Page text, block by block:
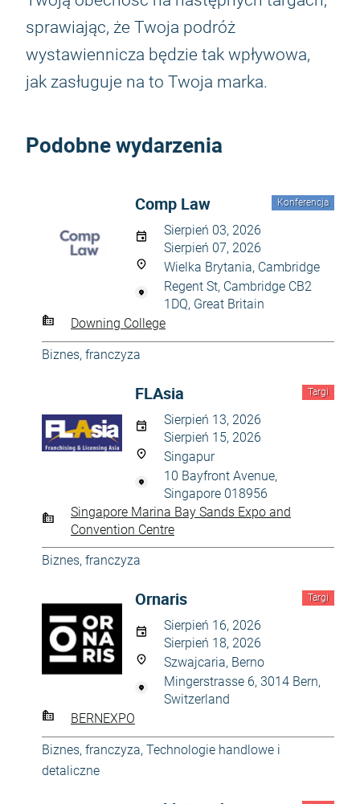
sprawiając, że Twoja podróż
wystawiennicza będzie tak wpływowa,
jak zasługuje na to Twoja marka.
Podobne wydarzenia
Konferencja
Comp Law
Sierpień 03, 2026
Sierpień 07, 2026
Wielka Brytania, Cambridge
Regent St, Cambridge CB2
1DQ, Great Britain
Downing College
Biznes, franczyza
Targi
FLAsia
Sierpień 13, 2026
Sierpień 15, 2026
Singapur
10 Bayfront Avenue,
Singapore 018956
Singapore Marina Bay Sands Expo and
Convention Centre
Biznes, franczyza
Targi
Ornaris
Sierpień 16, 2026
Sierpień 18, 2026
Szwajcaria, Berno
Mingerstrasse 6, 3014 Bern,
Switzerland
BERNEXPO
Biznes, franczyza, Technologie handlowe i
detaliczne